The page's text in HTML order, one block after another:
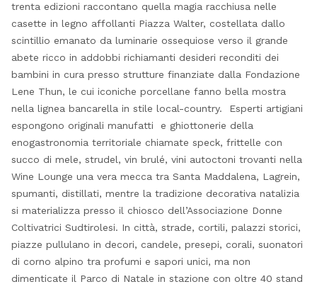
trenta edizioni raccontano quella magia racchiusa nelle
casette in legno affollanti Piazza Walter, costellata dallo
scintillio emanato da luminarie ossequiose verso il grande
abete ricco in addobbi richiamanti desideri reconditi dei
bambini in cura presso strutture finanziate dalla Fondazione
Lene Thun, le cui iconiche porcellane fanno bella mostra
nella lignea bancarella in stile local-country. Esperti artigiani
espongono originali manufatti e ghiottonerie della
enogastronomia territoriale chiamate speck, frittelle con
succo di mele, strudel, vin brulé, vini autoctoni trovanti nella
Wine Lounge una vera mecca tra Santa Maddalena, Lagrein,
spumanti, distillati, mentre la tradizione decorativa natalizia
si materializza presso il chiosco dell’Associazione Donne
Coltivatrici Sudtirolesi. In città, strade, cortili, palazzi storici,
piazze pullulano in decori, candele, presepi, corali, suonatori
di corno alpino tra profumi e sapori unici, ma non
dimenticate il Parco di Natale in stazione con oltre 40 stand